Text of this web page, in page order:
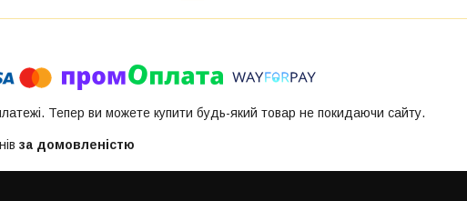
Тепер ви можете купити будь-який товар не покидаючи сайту.
за домовленістю